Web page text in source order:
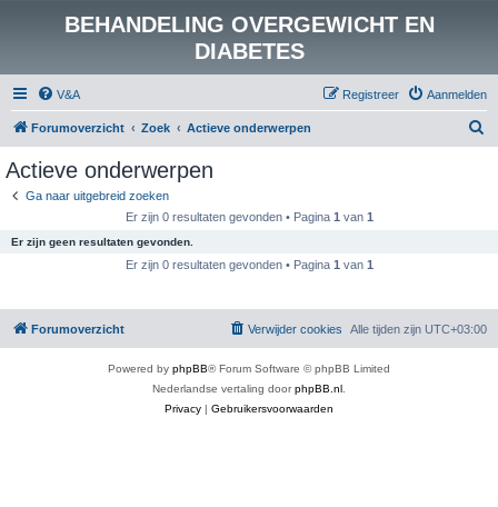
BEHANDELING OVERGEWICHT EN
DIABETES
V&A Aanmelden
Registreer
Forumoverzicht Zoek Actieve onderwerpen
Actieve onderwerpen
Ga naar uitgebreid zoeken
Er zijn 0 resultaten gevonden • Pagina 1 van 1
Er zijn geen resultaten gevonden.
Er zijn 0 resultaten gevonden • Pagina 1 van 1
Forumoverzicht Alle tijden zijn UTC+03:00
Verwijder cookies
Powered by phpBB® Forum Software © phpBB Limited
Nederlandse vertaling doorphpBB.nl
Privacy | Gebruikersvoorwaarden